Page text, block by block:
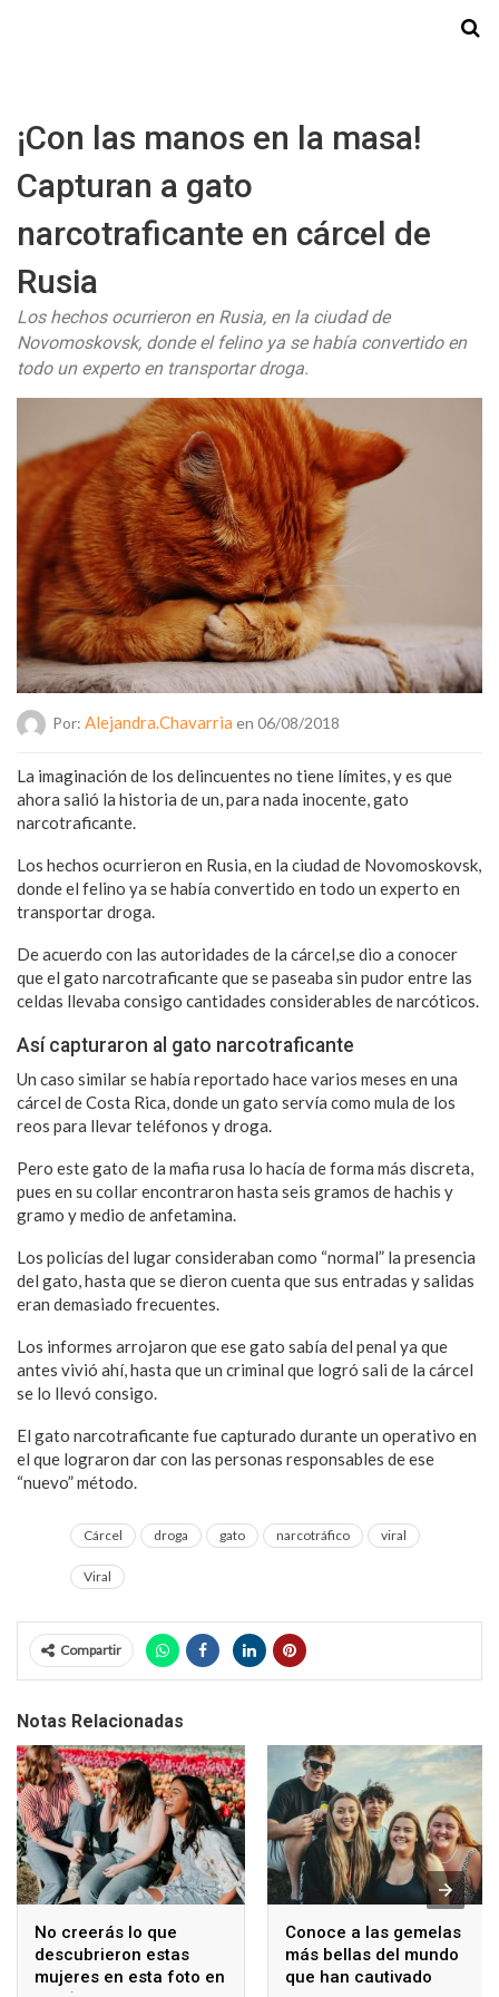
¡Con las manos en la masa!
Capturan a gato
narcotraficante en cárcel de
Rusia
Los hechos ocurrieron en Rusia, en la ciudad de
Novomoskovsk, donde el felino ya se había convertido en
todo un experto en transportar droga.
Por: Alejandra.chavarria en 06/08/2018
La imaginación de los delincuentes no tiene límites, y es que
ahora salió la historia de un, para nada inocente, gato
narcotraficante.
Los hechos ocurrieron en Rusia, en la ciudad de Novomoskovsk,
donde el felino ya se había convertido en todo un experto en
transportar droga.
De acuerdo con las autoridades de la cárcel,se dio a conocer
que el gato narcotraficante que se paseaba sin pudor entre las
celdas llevaba consigo cantidades considerables de narcóticos.
Así capturaron al gato narcotraficante
Un caso similar se había reportado hace varios meses en una
cárcel de Costa Rica, donde un gato servía como mula de los
reos para llevar teléfonos y droga.
Pero este gato de la mafia rusa lo hacía de forma más discreta,
pues en su collar encontraron hasta seis gramos de hachis y
gramo y medio de anfetamina.
Los policías del lugar consideraban como “normal” la presencia
del gato, hasta que se dieron cuenta que sus entradas y salidas
eran demasiado frecuentes.
Los informes arrojaron que ese gato sabía del penal ya que
antes vivió ahí, hasta que un criminal que logró sali de la cárcel
se lo llevó consigo.
El gato narcotraficante fue capturado durante un operativo en
el que lograron dar con las personas responsables de ese
“nuevo” método.
Cárcel droga gato narcotráfico viral
Viral
Compartir
Notas Relacionadas
No creerás lo que
descubrieron estas
mujeres en esta foto en
Conoce a las gemelas
más bellas del mundo
que han cautivado